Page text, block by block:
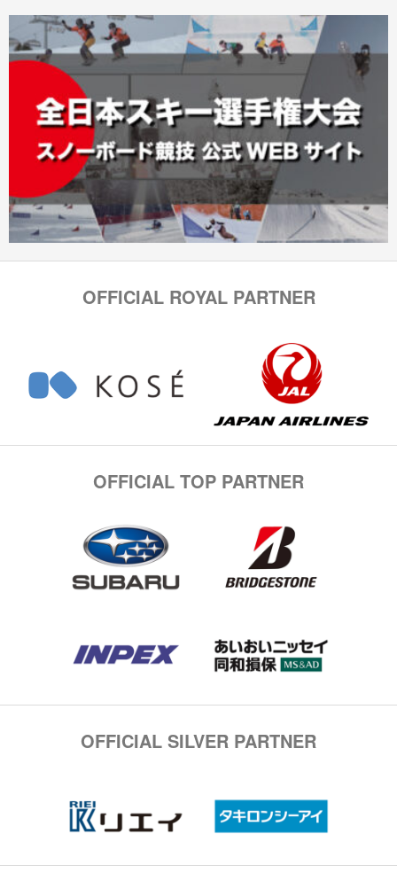
OFFICIAL ROYAL PARTNER
OFFICIAL TOP PARTNER
OFFICIAL SILVER PARTNER